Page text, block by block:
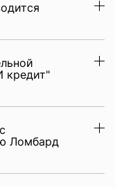
кредит"
Ломбард